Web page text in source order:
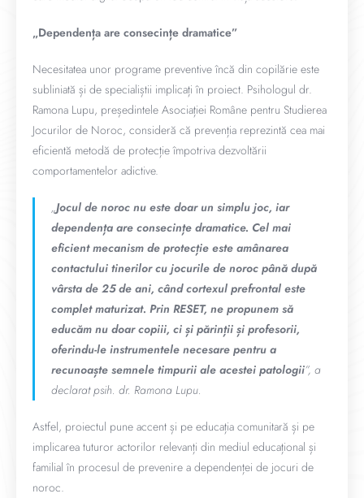
„Dependența are consecințe dramatice”
Necesitatea unor programe preventive încă din copilărie este
subliniată și de specialiștii implicați în proiect. Psihologul dr.
Ramona Lupu, președintele Asociației Române pentru Studierea
Jocurilor de Noroc, consideră că prevenția reprezintă cea mai
eficientă metodă de protecție împotriva dezvoltării
comportamentelor adictive.
„Jocul de noroc nu este doar un simplu joc, iar
dependența are consecințe dramatice. Cel mai
eficient mecanism de protecție este amânarea
contactului tinerilor cu jocurile de noroc până după
vârsta de 25 de ani, când cortexul prefrontal este
complet maturizat. Prin RESET, ne propunem să
educăm nu doar copiii, ci și părinții și profesorii,
oferindu-le instrumentele necesare pentru a
recunoaște semnele timpurii ale acestei patologii”, a
declarat psih. dr. Ramona Lupu.
Astfel, proiectul pune accent și pe educația comunitară și pe
implicarea tuturor actorilor relevanți din mediul educațional și
familial în procesul de prevenire a dependenței de jocuri de
noroc.